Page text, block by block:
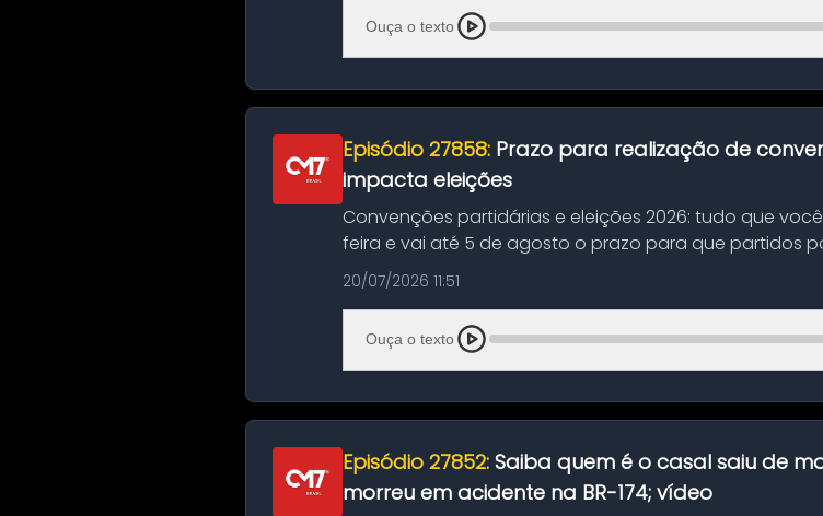
Ouça o texto
Episódio 27858: Prazo para realização de
impacta eleições
Convenções partidárias e eleições 2026: tudo que
feira e vai até 5 de agosto o prazo para que partidos
suas convençõ...
20/07/2026 11:51
Ouça o texto
Episódio 27852: Saiba quem é o casal saiu de
morreu em acidente na BR-174; vídeo